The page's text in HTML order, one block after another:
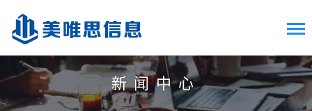
新闻中心